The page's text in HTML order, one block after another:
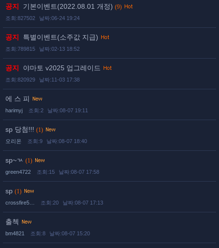
공지 기본이벤트(2022.08.01 개정) (9)
조회:827502 날짜:06-24 19:24
공지 특별이벤트(소주값 지급)
조회:789815 날짜:02-13 18:52
공지 야마토 v2025 업그레이드
조회:820929 날짜:11-03 17:38
에 스 피
harimyj 조회:2 날짜:08-07 19:11
sp 당첨!!! (1)
오리온 조회:9 날짜:08-07 18:40
sp~ㄳ (1)
green4722 조회:15 날짜:08-07 17:58
sp (1)
crossfire5… 조회:20 날짜:08-07 17:13
출첵
bm4821 조회:8 날짜:08-07 15:20